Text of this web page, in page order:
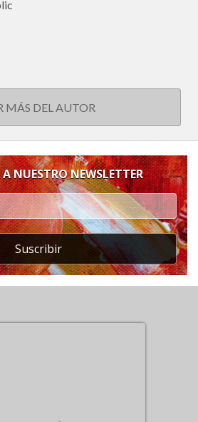
MÁS DEL AUTOR
A NUESTRO NEWSLETTER
Suscribir